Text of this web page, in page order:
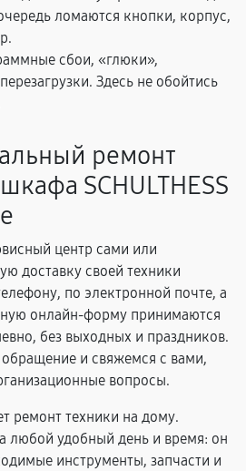
ломаются кнопки, корпус,
сбои, «глюки»,
Здесь не обойтись
ремонт
SCHULTHESS
центр сами или
доставку своей техники
по электронной почте, а
онлайн-форму принимаются
без выходных и праздников.
и свяжемся с вами,
вопросы.
ремонт техники на дому.
любой удобный день и время: он
инструменты, запчасти и